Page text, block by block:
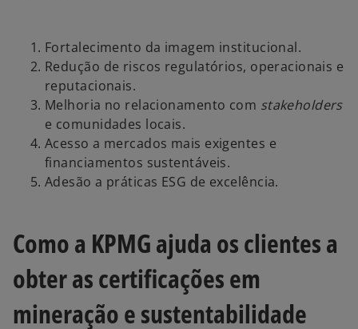
Fortalecimento da imagem institucional.
Redução de riscos regulatórios, operacionais e
reputacionais.
Melhoria no relacionamento com stakeholders
e comunidades locais.
Acesso a mercados mais exigentes e
financiamentos sustentáveis.
Adesão a práticas ESG de excelência.
Como a KPMG ajuda os clientes a
obter as certificações em
mineração e sustentabilidade